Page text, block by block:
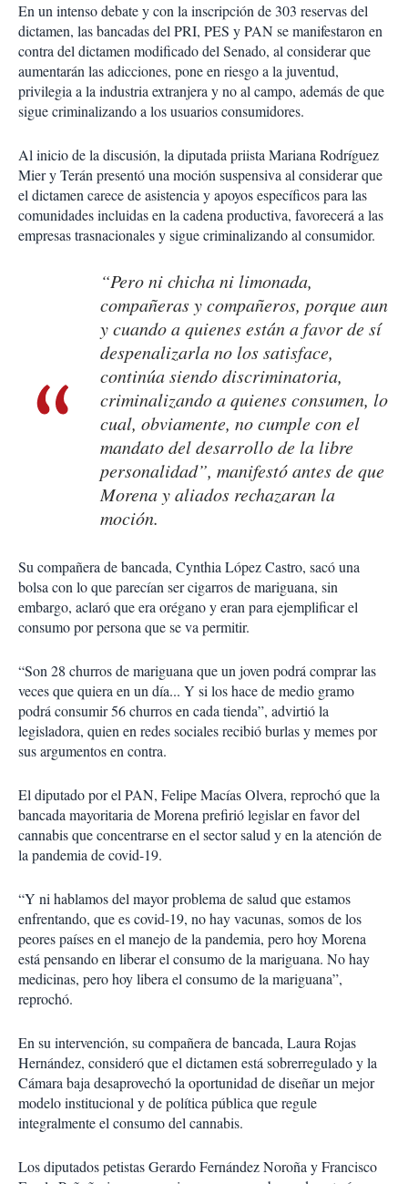
En un intenso debate y con la inscripción de 303 reservas del
dictamen, las bancadas del PRI, PES y PAN se manifestaron en
contra del dictamen modificado del Senado, al considerar que
aumentarán las adicciones, pone en riesgo a la juventud,
privilegia a la industria extranjera y no al campo, además de que
sigue criminalizando a los usuarios consumidores.
Al inicio de la discusión, la diputada priista Mariana Rodríguez
Mier y Terán presentó una moción suspensiva al considerar que
el dictamen carece de asistencia y apoyos específicos para las
comunidades incluidas en la cadena productiva, favorecerá a las
empresas trasnacionales y sigue criminalizando al consumidor.
“Pero ni chicha ni limonada,
compañeras y compañeros, porque aun
y cuando a quienes están a favor de sí
despenalizarla no los satisface,
continúa siendo discriminatoria,
criminalizando a quienes consumen, lo
cual, obviamente, no cumple con el
mandato del desarrollo de la libre
personalidad”, manifestó antes de que
Morena y aliados rechazaran la
moción.
Su compañera de bancada, Cynthia López Castro, sacó una
bolsa con lo que parecían ser cigarros de mariguana, sin
embargo, aclaró que era orégano y eran para ejemplificar el
consumo por persona que se va permitir.
“Son 28 churros de mariguana que un joven podrá comprar las
veces que quiera en un día... Y si los hace de medio gramo
podrá consumir 56 churros en cada tienda”, advirtió la
legisladora, quien en redes sociales recibió burlas y memes por
sus argumentos en contra.
El diputado por el PAN, Felipe Macías Olvera, reprochó que la
bancada mayoritaria de Morena prefirió legislar en favor del
cannabis que concentrarse en el sector salud y en la atención de
la pandemia de covid-19.
“Y ni hablamos del mayor problema de salud que estamos
enfrentando, que es covid-19, no hay vacunas, somos de los
peores países en el manejo de la pandemia, pero hoy Morena
está pensando en liberar el consumo de la mariguana. No hay
medicinas, pero hoy libera el consumo de la mariguana”,
reprochó.
En su intervención, su compañera de bancada, Laura Rojas
Hernández, consideró que el dictamen está sobrerregulado y la
Cámara baja desaprovechó la oportunidad de diseñar un mejor
modelo institucional y de política pública que regule
integralmente el consumo del cannabis.
Los diputados petistas Gerardo Fernández Noroña y Francisco